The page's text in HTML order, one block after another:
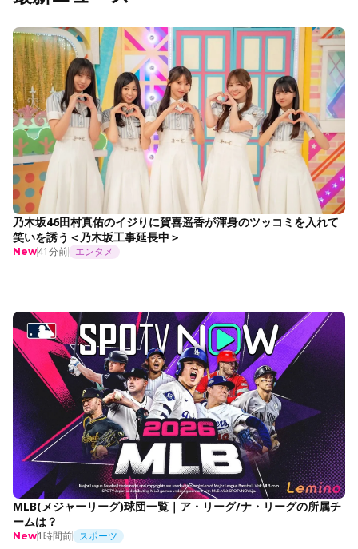
乃木坂46田村真佑のイジりに賀喜遥香が渾身のツッコミを入れて
笑いを誘う＜乃木坂工事延長中＞
New41分前 エンタメ
MLB(メジャーリーグ)球団一覧｜ア・リーグ/ナ・リーグの所属チ
ームは？
New1時間前 スポーツ